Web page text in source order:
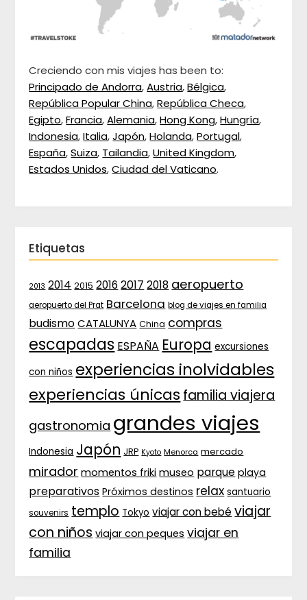
Creciendo con mis viajes has been to:
Principado de Andorra,Austria,Bélgica,
República Popular China,República Checa,
Egipto,Francia,Alemania,Hong Kong,Hungría,
Indonesia,Italia,Japón,Holanda,Portugal,
España,Suiza, Tailandia,United Kingdom,
Estados Unidos,Ciudad del Vaticano.
Etiquetas
2013 2014 2015 2016 2017 2018 aeropuerto
aeropuerto del Prat Barcelona blog de viajes en familia
budismo CATALUNYA China compras
escapadas ESPAÑA Europa excursiones
con niños experiencias inolvidables
experiencias únicas familia viajera
gastronomia grandes viajes
Indonesia Japón JRP Kyoto Menorca mercado
mirador momentos friki museo parque playa
preparativos Próximos destinos relax santuario
souvenirs templo Tokyo viajar con bebé viajar
con niños viajar con peques viajar en
familia